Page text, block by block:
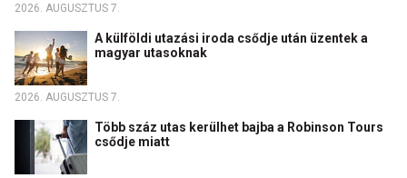
2026. AUGUSZTUS 7.
A külföldi utazási iroda csődje után üzentek a
magyar utasoknak
2026. AUGUSZTUS 7.
Több száz utas kerülhet bajba a Robinson Tours
csődje miatt